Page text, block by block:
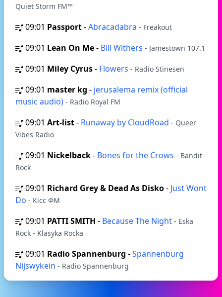
Quiet Storm FM™
09:01 Passport-Abracadabra - Freakout
09:01 Lean On Me- Bill Withers - Jamestown 107.1
09:01 Miley Cyrus- Flowers - Radio Stinesen
09:01 master kg - jerusalema remix (official
music audio) - Radio Royal FM
09:01 Art-list- Runaway by CloudRoad - Queer
Vibes Radio
09:01 Nickelback- Bones for the Crows - Bandit
Rock
09:01 Richard Grey & Dead As Disko- Just Wont
Do - Кісс ФМ
09:01 PATTI SMITH - Because The Night - Eska
Rock - Klasyka Rocka
09:01 Radio Spannenburg -Spannenburg
Nijswykein - Radio Spannenburg